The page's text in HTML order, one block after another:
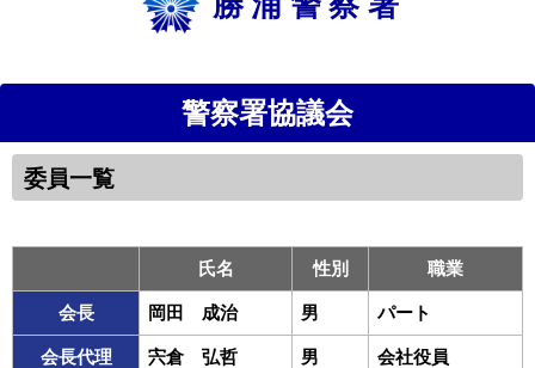
警察署協議会
委員一覧
氏名 性別 職業
会長 岡田 成治 男 パート
会長代理 宍倉 弘哲 男 会社役員